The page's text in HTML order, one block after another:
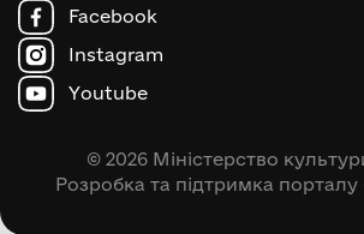
Facebook
Instagram
Youtube
© 2026 Міністерство
Розробка та підтримка порталу